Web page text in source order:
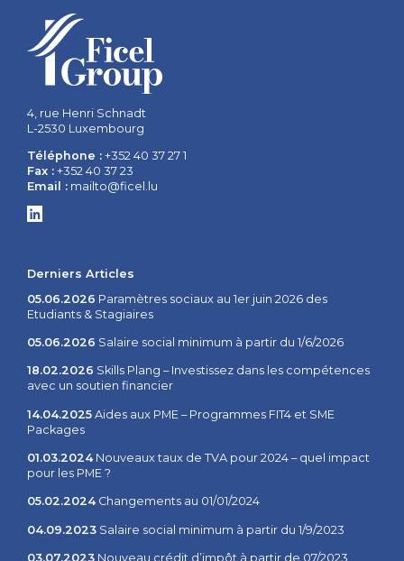
4, rue Henri Schnadt
L-2530 Luxembourg
Téléphone : +352 40 37 27 1
Fax :+352 40 37 23
Email : mailto@ficel.lu
Derniers Articles
05.06.2026 Paramètres sociaux au 1er juin 2026 des
Etudiants & Stagiaires
05.06.2026 Salaire social minimum à partir du 1/6/2026
18.02.2026 Skills Plang – Investissez dans les compétences
avec un soutien financier
14.04.2025Aides aux PME – Programmes FIT4 et SME
Packages
01.03.2024Nouveaux taux de TVA pour 2024 – quel impact
pour les PME ?
05.02.2024Changements au 01/01/2024
04.09.2023Salaire social minimum à partir du 1/9/2023
03.07.2023Nouveau crédit d’impôt à partir de 07/2023